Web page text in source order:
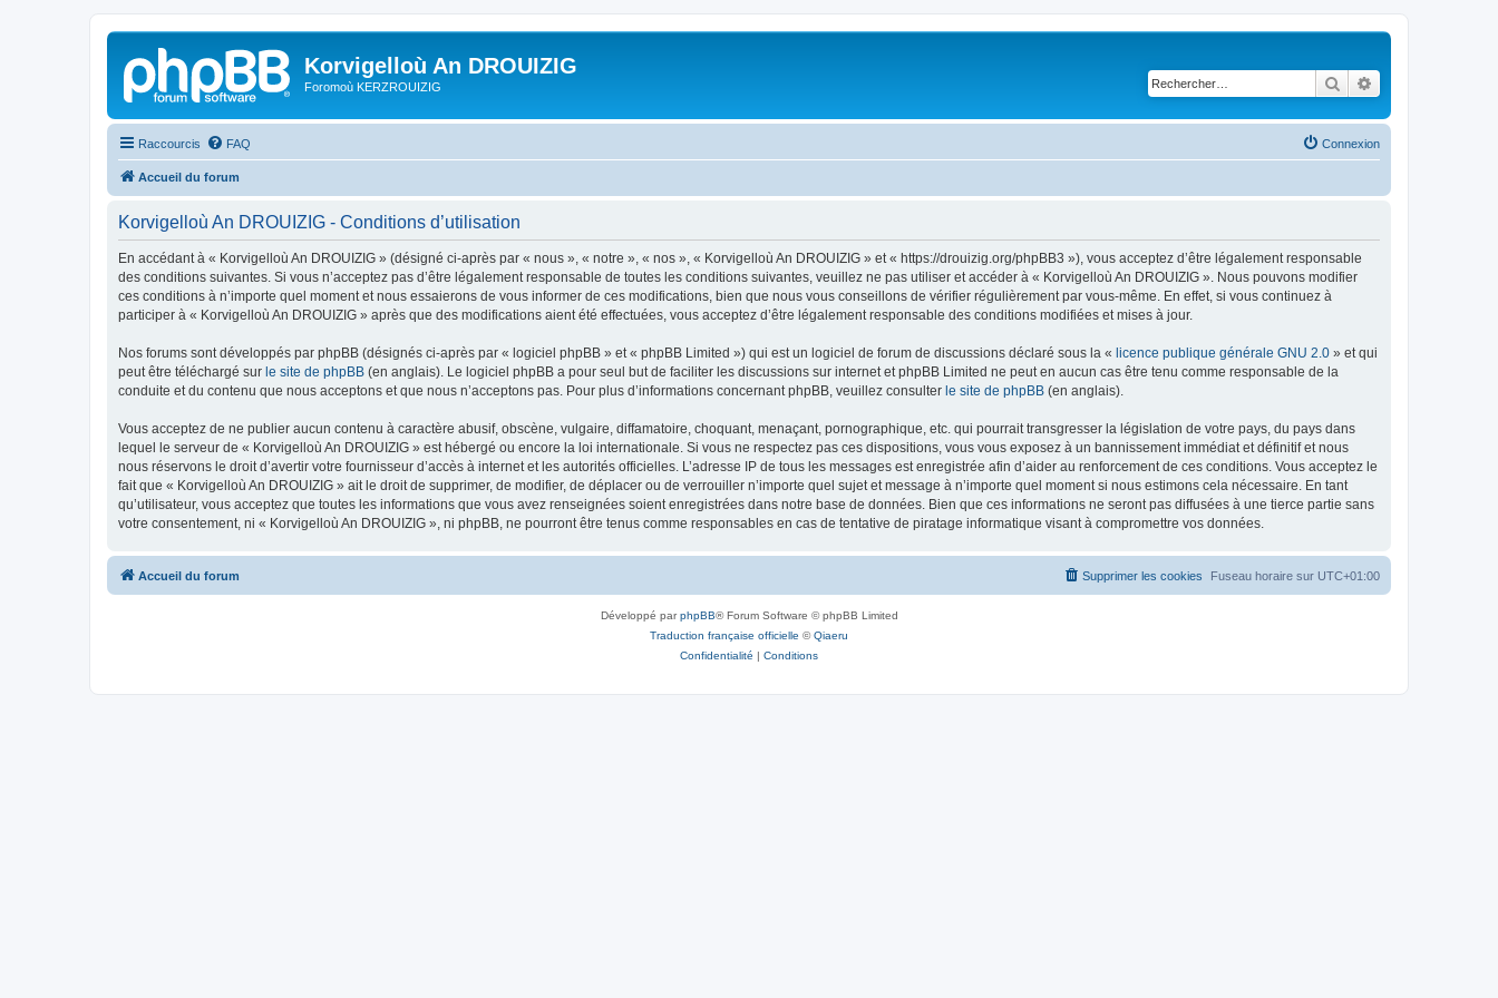
Korvigelloù An DROUIZIG
Foromoù KERZROUIZIG Rechercher
Raccourcis FAQ Connexion
Accueil du forum
Korvigelloù An DROUIZIG - Conditions d’utilisation
En accédant à « Korvigelloù An DROUIZIG » (désigné ci-après par « nous », « notre », « nos », « Korvigelloù An DROUIZIG » et « https://drouizig.org/phpBB3 »), vous acceptez d’être légalement responsable
des conditions suivantes. Si vous n’acceptez pas d’être légalement responsable de toutes les conditions suivantes, veuillez ne pas utiliser et accéder à « Korvigelloù An DROUIZIG ». Nous pouvons modifier
ces conditions à n’importe quel moment et nous essaierons de vous informer de ces modifications, bien que nous vous conseillons de vérifier régulièrement par vous-même. En effet, si vous continuez à
participer à « Korvigelloù An DROUIZIG » après que des modifications aient été effectuées, vous acceptez d’être légalement responsable des conditions modifiées et mises à jour.
Nos forums sont développés par phpBB (désignés ci-après par « logiciel phpBB » et « phpBB Limited ») qui est un logiciel de forum de discussions déclaré sous la « licence publique générale GNU 2.0 » et qui
peut être téléchargé sur le site de phpBB (en anglais). Le logiciel phpBB a pour seul but de faciliter les discussions sur internet et phpBB Limited ne peut en aucun cas être tenu comme responsable de la
conduite et du contenu que nous acceptons et que nous n’acceptons pas. Pour plus d’informations concernant phpBB, veuillez consulter le site de phpBB (en anglais).
Vous acceptez de ne publier aucun contenu à caractère abusif, obscène, vulgaire, diffamatoire, choquant, menaçant, pornographique, etc. qui pourrait transgresser la législation de votre pays, du pays dans
lequel le serveur de « Korvigelloù An DROUIZIG » est hébergé ou encore la loi internationale. Si vous ne respectez pas ces dispositions, vous vous exposez à un bannissement immédiat et définitif et nous
nous réservons le droit d’avertir votre fournisseur d’accès à internet et les autorités officielles. L’adresse IP de tous les messages est enregistrée afin d’aider au renforcement de ces conditions. Vous acceptez le
fait que « Korvigelloù An DROUIZIG » ait le droit de supprimer, de modifier, de déplacer ou de verrouiller n’importe quel sujet et message à n’importe quel moment si nous estimons cela nécessaire. En tant
qu’utilisateur, vous acceptez que toutes les informations que vous avez renseignées soient enregistrées dans notre base de données. Bien que ces informations ne seront pas diffusées à une tierce partie sans
votre consentement, ni « Korvigelloù An DROUIZIG », ni phpBB, ne pourront être tenus comme responsables en cas de tentative de piratage informatique visant à compromettre vos données.
Accueil du forum Fuseau horaire sur UTC+01:00
Supprimer les cookies
Développé parphpBB® Forum Software © phpBB Limited
Traduction française officielle ©Qiaeru
Confidentialité | Conditions